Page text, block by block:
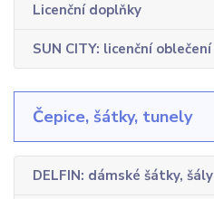
Licenční doplňky
SUN CITY: licenční oblečení
Čepice, šátky, tunely
DELFIN: dámské šátky, šály